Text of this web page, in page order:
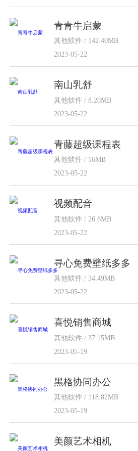
青青牛启蒙
其他软件 / 142.40MB
2023-05-22
南山乳舒
其他软件 / 8.20MB
2023-05-22
青藤超级课程表
其他软件 / 16MB
2023-05-22
视频配音
其他软件 / 26.6MB
2023-05-22
寻心免费壁纸多多
其他软件 / 34.49MB
2023-05-22
喜悦销售商城
其他软件 / 37.15MB
2023-05-19
黑格协同办公
其他软件 / 118.82MB
2023-05-19
美颜艺术相机